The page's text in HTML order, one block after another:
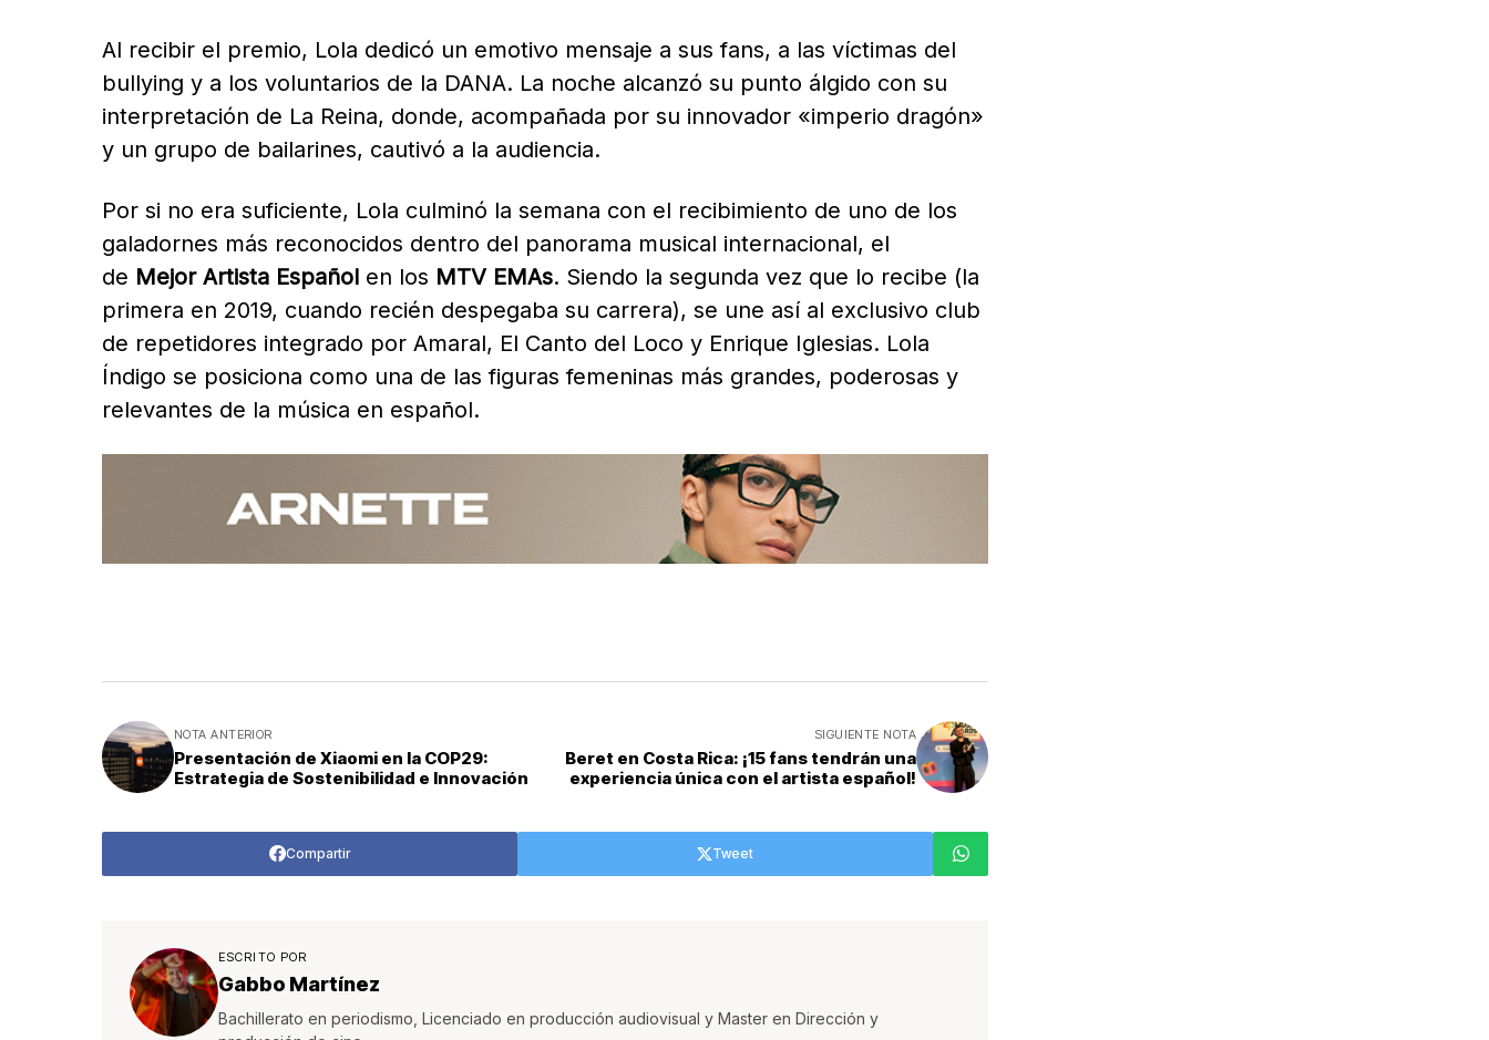
Al recibir el premio, Lola dedicó un emotivo mensaje a sus fans, a las víctimas del
bullying y a los voluntarios de la DANA. La noche alcanzó su punto álgido con su
interpretación de La Reina, donde, acompañada por su innovador «imperio dragón»
y un grupo de bailarines, cautivó a la audiencia.
Por si no era suficiente, Lola culminó la semana con el recibimiento de uno de los
galadornes más reconocidos dentro del panorama musical internacional, el
de Mejor Artista Español en los MTV EMAs. Siendo la segunda vez que lo recibe (la
primera en 2019, cuando recién despegaba su carrera), se une así al exclusivo club
de repetidores integrado por Amaral, El Canto del Loco y Enrique Iglesias. Lola
Índigo se posiciona como una de las figuras femeninas más grandes, poderosas y
relevantes de la música en español.
NOTA ANTERIOR
Presentación de Xiaomi en la COP29:
Estrategia de Sostenibilidad e Innovación
SIGUIENTE NOTA
Beret en Costa Rica: ¡15 fans tendrán una
experiencia única con el artista español!
Compartir Tweet
ESCRITO POR
Gabbo Martínez
Bachillerato en periodismo, Licenciado en producción audiovisual y Master en Dirección y